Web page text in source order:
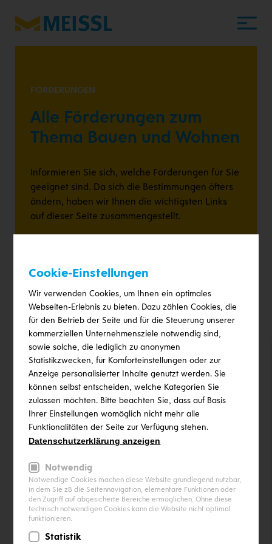
FÖRDERUNGEN
Alle Förderungen zum
Thema Bauen und Wohnen
Informieren Sie sich, welche Förderungen für Sie
geeignet sind. Da sich die Bestimmungen öfters
ändern, haben wir Ihnen die wichtigsten Links
auf dieser Seite zusammengestellt.
OÖ Energiespar Verband
Förderung OÖ
Austrian Energy Agency
Cookie-Einstellungen
Wir verwenden Cookies, um Ihnen ein optimales
Webseiten-Erlebnis zu bieten. Dazu zählen Cookies, die
für den Betrieb der Seite und für die Steuerung unserer
kommerziellen Unternehmensziele notwendig sind,
sowie solche, die lediglich zu anonymen
Statistikzwecken, für Komforteinstellungen oder zur
Anzeige personalisierter Inhalte genutzt werden. Sie
können selbst entscheiden, welche Kategorien Sie
zulassen möchten. Bitte beachten Sie, dass auf Basis
Ihrer Einstellungen womöglich nicht mehr alle
Funktionalitäten der Seite zur Verfügung stehen.
Datenschutzerklärung anzeigen
Notwendig
Notwendige Cookies machen diese Website grundlegend nutzbar,
in dem Sie zB die Seitennavigation, elementare Funktionen oder
den Zugriff auf abgesicherte Bereiche ermöglichen. Ohne diese
technisch notwendigen Cookies kann die Website nicht optimal
funktionieren.
Statistik